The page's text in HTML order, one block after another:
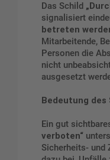
Das Schild
signalisiert
betreten
Mitarbeitende,
Personen die
nicht
ausgesetzt
Bedeutung des
Ein gut
verboten“
Sicherheits-